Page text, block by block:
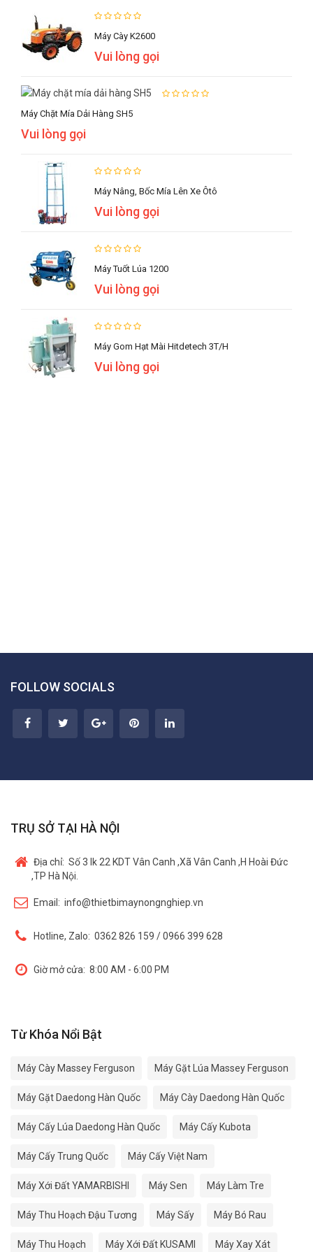
Máy Cày K2600
Vui lòng gọi
Máy Chặt Mía Dải Hàng SH5
Vui lòng gọi
Máy Nâng, Bốc Mía Lên Xe Ôtô
Vui lòng gọi
Máy Tuốt Lúa 1200
Vui lòng gọi
Máy Gom Hạt Mài Hitdetech 3T/h
Vui lòng gọi
FOLLOW SOCIALS
TRỤ SỞ TẠI HÀ NỘI
Địa chỉ: Số 3 lk 22 KDT Vân Canh ,Xã Vân Canh ,H Hoài Đức
,TP Hà Nội.
Email: info@thietbimaynongnghiep.vn
Hotline, Zalo: 0362 826 159 / 0966 399 628
Giờ mở cửa: 8:00 AM - 6:00 PM
Từ Khóa Nổi Bật
Máy Cày Massey Ferguson Máy Gặt Lúa Massey Ferguson
Máy Gặt Daedong Hàn Quốc Máy Cày Daedong Hàn Quốc
Máy Cấy Lúa Daedong Hàn Quốc Máy Cấy Kubota
Máy Cấy Trung Quốc Máy Cấy Việt Nam
Máy Xới Đất YAMARBISHI Máy Sen Máy Làm Tre
Máy Thu Hoạch Đậu Tương Máy Sấy Máy Bó Rau
Máy Thu Hoạch Máy Xới Đất KUSAMI Máy Xay Xát